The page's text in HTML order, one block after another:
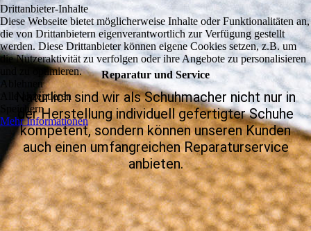
Reparatur und Service
Natürlich sind wir als Schuhmacher nicht nur in
der Herstellung individuell gefertigter Schuhe
kompetent, sondern können unseren Kunden
auch einen umfangreichen Reparaturservice
anbieten.
Drittanbieter-Inhalte
Diese Webseite bietet möglicherweise Inhalte oder Funktionalitäten an,
die von Drittanbietern eigenverantwortlich zur Verfügung gestellt
werden. Diese Drittanbieter können eigene Cookies setzen, z.B. um
die Nutzeraktivität zu verfolgen oder ihre Angebote zu personalisieren
und zu optimieren.
Ablehnen
Alle akzeptieren
Speichern
Mehr Informationen